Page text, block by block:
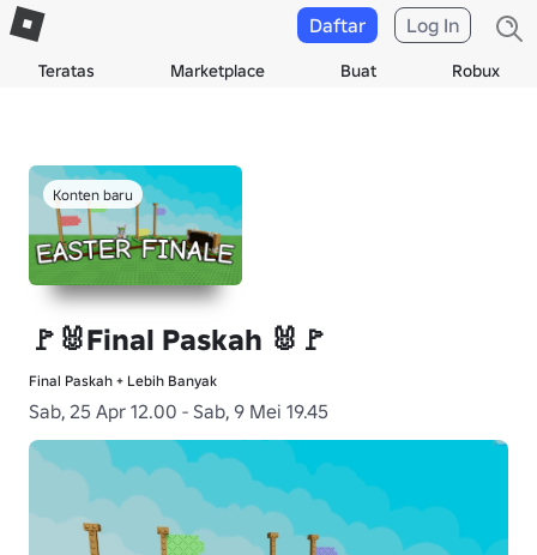
Teratas Marketplace Buat Robux
Daftar Log In
Konten baru
🚩🐰Final Paskah 🐰🚩
Final Paskah + Lebih Banyak
Sab, 25 Apr 12.00 - Sab, 9 Mei 19.45